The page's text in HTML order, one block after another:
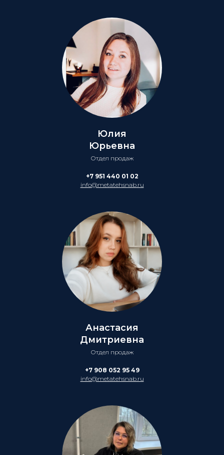
Юлия
Юрьевна
Отдел продаж
+7 951 440 01 02
info@metatehsnab.ru
Анастасия
Дмитриевна
Отдел продаж
+7 908 052 95 49
info@metatehsnab.ru